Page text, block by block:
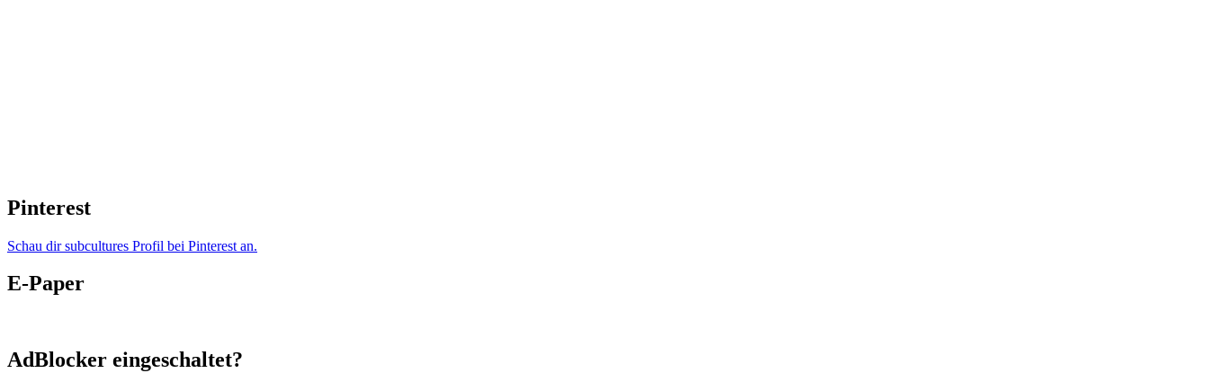
Pinterest
Schau dir subcultures Profil bei Pinterest an.
E-Paper
AdBlocker eingeschaltet?